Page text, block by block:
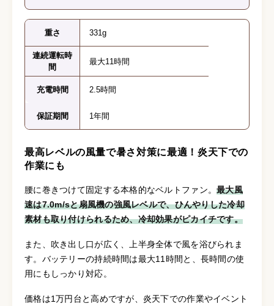
重さ 331g
連続運転時
間
最大11時間
充電時間 2.5時間
保証期間 1年間
最高レベルの風量で暑さ対策に最適！炎天下での
作業にも
腰に巻きつけて固定する本格的なベルトファン。最大風
速は7.0m/sと扇風機の強風レベルで、ひんやりした冷却
素材も取り付けられるため、冷却効果がピカイチです。
また、吹き出し口が広く、上半身全体で風を浴びられま
す。バッテリーの持続時間は最大11時間と、長時間の使
用にもしっかり対応。
価格は1万円台と高めですが、炎天下での作業やイベント